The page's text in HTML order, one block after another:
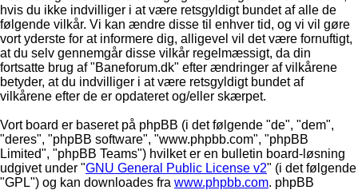
hvis du ikke indvilliger i at være retsgyldigt bundet af alle de
følgende vilkår. Vi kan ændre disse til enhver tid, og vi vil gøre
vort yderste for at informere dig, alligevel vil det være fornuftigt,
at du selv gennemgår disse vilkår regelmæssigt, da din
fortsatte brug af "Baneforum.dk" efter ændringer af vilkårene
betyder, at du indvilliger i at være retsgyldigt bundet af
vilkårene efter de er opdateret og/eller skærpet.
Vort board er baseret på phpBB (i det følgende "de", "dem",
"deres", "phpBB software", "www.phpbb.com", "phpBB
Limited", "phpBB Teams") hvilket er en bulletin board-løsning
udgivet under "GNU General Public License v2" (i det følgende
"GPL") og kan downloades fra www.phpbb.com. phpBB